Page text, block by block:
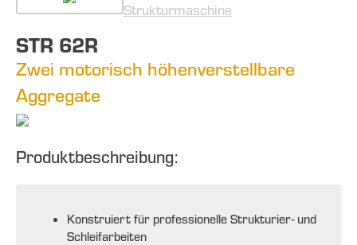
Strukturmaschine
STR 62R
Zwei motorisch höhenverstellbare
Aggregate
Produktbeschreibung:
Konstruiert für professionelle Strukturier- und
Schleifarbeiten